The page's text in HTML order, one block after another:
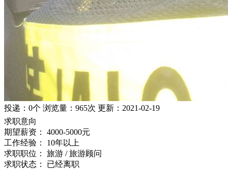
投递： 0个 浏览量： 965次 更新： 2021-02-19
求职意向
期望薪资：
4000-5000元
工作经验：
10年以上
求职职位：
旅游 / 旅游顾问
求职状态：
已经离职